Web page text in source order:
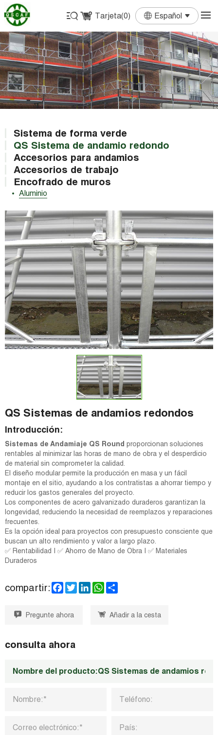
Tarjeta(0) Español
English
Français
Deutsch
Español
Português
Sistema de forma verde
QS Sistema de andamio redondo
Aluminio
Accesorios para andamios
Accesorios de trabajo
Encofrado de muros
QS Sistemas de andamios redondos
Introducción:
Sistemas de Andamiaje QS Round proporcionan soluciones
rentables al minimizar las horas de mano de obra y el desperdicio
de material sin comprometer la calidad.
El diseño modular permite la producción en masa y un fácil
montaje en el sitio, ayudando a los contratistas a ahorrar tiempo y
reducir los gastos generales del proyecto.
Los componentes de acero galvanizado duraderos garantizan la
longevidad, reduciendo la necesidad de reemplazos y reparaciones
frecuentes.
Es la opción ideal para proyectos con presupuesto consciente que
buscan un alto rendimiento y valor a largo plazo.
✅ Rentabilidad | ✅ Ahorro de Mano de Obra | ✅ Materiales
Duraderos
compartir:
F
a
b
T
w
L
W
h
t
s
e
Pregunte ahora Añadir a la cesta
consulta ahora